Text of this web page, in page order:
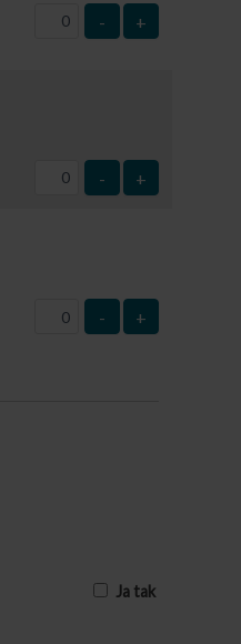
- +
- +
- +
Ja tak